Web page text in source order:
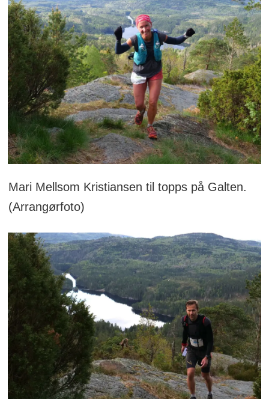
Mari Mellsom Kristiansen til topps på Galten.
(Arrangørfoto)